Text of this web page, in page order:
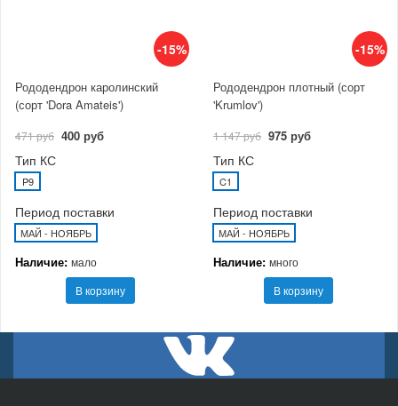
-15%
Рододендрон каролинский
(сорт 'Dora Amateis')
471 руб 400 руб
Тип КС
P9
Период поставки
МАЙ - НОЯБРЬ
Наличие: мало
В корзину
-15%
Рододендрон плотный (сорт
'Krumlov')
1 147 руб 975 руб
Тип КС
C1
Период поставки
МАЙ - НОЯБРЬ
Наличие: много
В корзину